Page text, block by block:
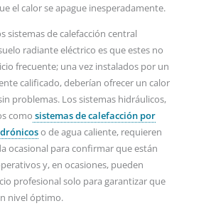
el calor se apague inesperadamente.
sistemas de calefacción central
radiante eléctrico es que estes no
frecuente; una vez instalados por un
calificado, deberían ofrecer un calor
problemas. Los sistemas hidráulicos,
como sistemas de calefacción por
o de agua caliente, requieren
ocasional para confirmar que están
y, en ocasiones, pueden
profesional solo para garantizar que
nivel óptimo.